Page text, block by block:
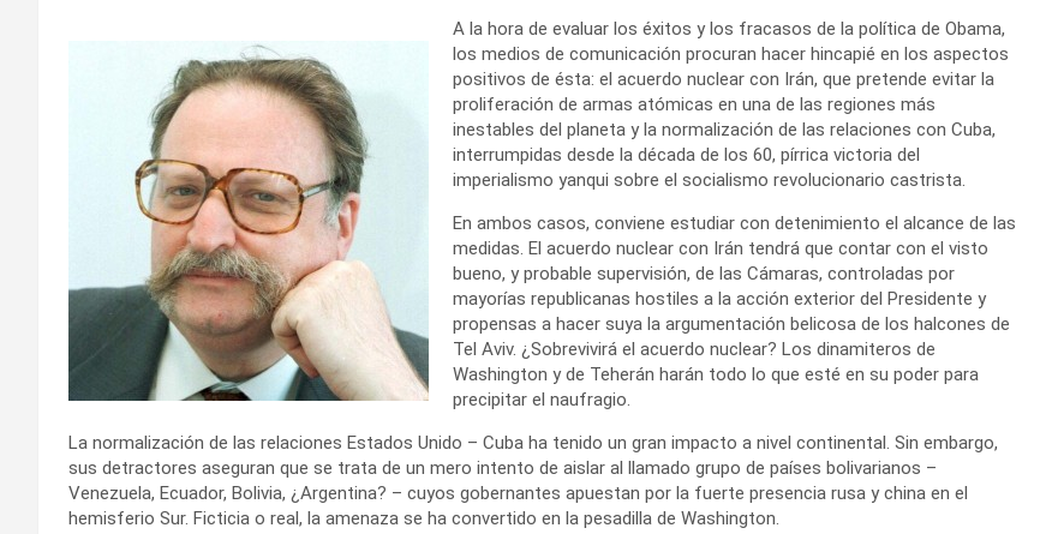
A la hora de evaluar los éxitos y los fracasos de la política de Obama,
los medios de comunicación procuran hacer hincapié en los aspectos
positivos de ésta: el acuerdo nuclear con Irán, que pretende evitar la
proliferación de armas atómicas en una de las regiones más
inestables del planeta y la normalización de las relaciones con Cuba,
interrumpidas desde la década de los 60, pírrica victoria del
imperialismo yanqui sobre el socialismo revolucionario castrista.
En ambos casos, conviene estudiar con detenimiento el alcance de las
medidas. El acuerdo nuclear con Irán tendrá que contar con el visto
bueno, y probable supervisión, de las Cámaras, controladas por
mayorías republicanas hostiles a la acción exterior del Presidente y
propensas a hacer suya la argumentación belicosa de los halcones de
Tel Aviv. ¿Sobrevivirá el acuerdo nuclear? Los dinamiteros de
Washington y de Teherán harán todo lo que esté en su poder para
precipitar el naufragio.
La normalización de las relaciones Estados Unido – Cuba ha tenido un gran impacto a nivel continental. Sin embargo,
sus detractores aseguran que se trata de un mero intento de aislar al llamado grupo de países bolivarianos –
Venezuela, Ecuador, Bolivia, ¿Argentina? – cuyos gobernantes apuestan por la fuerte presencia rusa y china en el
hemisferio Sur. Ficticia o real, la amenaza se ha convertido en la pesadilla de Washington.